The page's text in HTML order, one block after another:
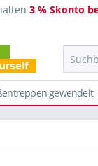
3 % Skonto
gewendelt